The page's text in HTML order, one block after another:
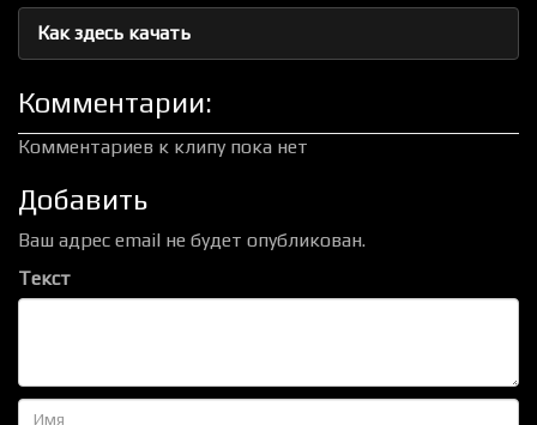
Как здесь качать
Комментарии:
Комментариев к клипу пока нет
Добавить
Ваш адрес email не будет опубликован.
Текст
Имя